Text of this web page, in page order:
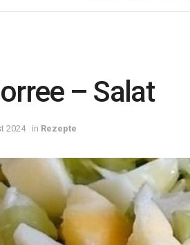
– Salat
2024 in Rezepte